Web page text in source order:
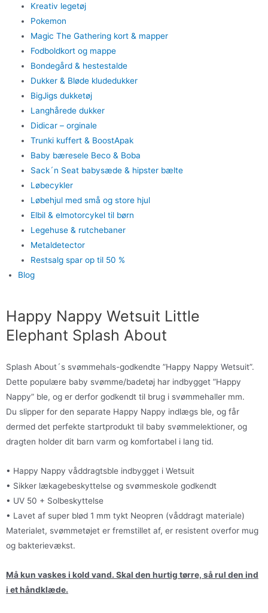
Kreativ legetøj
Pokemon
Magic The Gathering kort & mapper
Fodboldkort og mappe
Bondegård & hestestalde
Dukker & Bløde kludedukker
BigJigs dukketøj
Langhårede dukker
Didicar – orginale
Trunki kuffert & BoostApak
Baby bæresele Beco & Boba
Sack´n Seat babysæde & hipster bælte
Løbecykler
Løbehjul med små og store hjul
Elbil & elmotorcykel til børn
Legehuse & rutchebaner
Metaldetector
Restsalg spar op til 50 %
Blog
Happy Nappy Wetsuit Little
Elephant Splash About
Splash About´s svømmehals-godkendte ”Happy Nappy Wetsuit”.
Dette populære baby svømme/badetøj har indbygget ”Happy
Nappy” ble, og er derfor godkendt til brug i svømmehaller mm.
Du slipper for den separate Happy Nappy indlægs ble, og får
dermed det perfekte startprodukt til baby svømmelektioner, og
dragten holder dit barn varm og komfortabel i lang tid.
• Happy Nappy våddragtsble indbygget i Wetsuit
• Sikker lækagebeskyttelse og svømmeskole godkendt
• UV 50 + Solbeskyttelse
• Lavet af super blød 1 mm tykt Neopren (våddragt materiale)
Materialet, svømmetøjet er fremstillet af, er resistent overfor mug
og bakterievækst.
Må kun vaskes i kold vand. Skal den hurtig tørre, så rul den ind
i et håndklæde.